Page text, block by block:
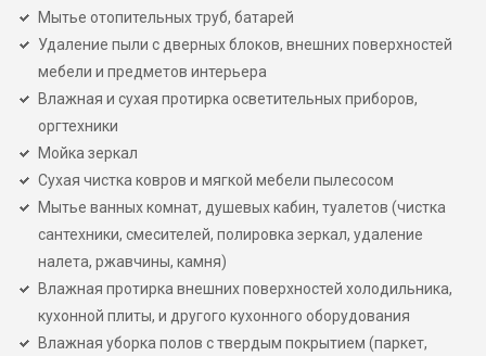
Мытье отопительных труб, батарей
Удаление пыли с дверных блоков, внешних поверхностей
мебели и предметов интерьера
Влажная и сухая протирка осветительных приборов,
оргтехники
Мойка зеркал
Сухая чистка ковров и мягкой мебели пылесосом
Мытье ванных комнат, душевых кабин, туалетов (чистка
сантехники, смесителей, полировка зеркал, удаление
налета, ржавчины, камня)
Влажная протирка внешних поверхностей холодильника,
кухонной плиты, и другого кухонного оборудования
Влажная уборка полов с твердым покрытием (паркет,